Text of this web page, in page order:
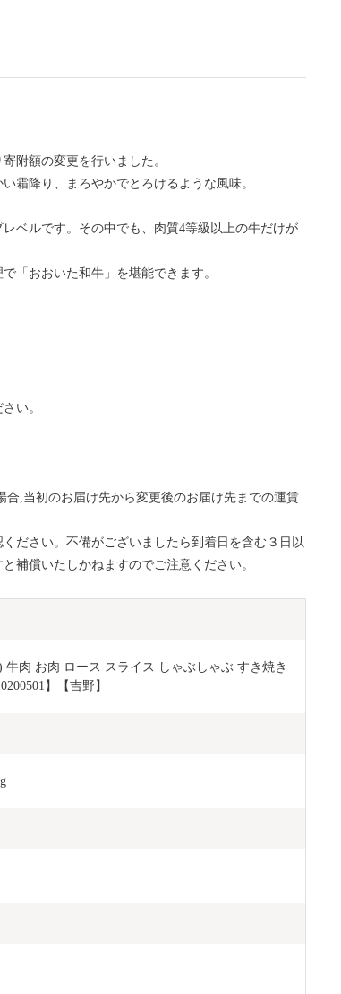
附額の変更を行いました。
霜降り、まろやかでとろけるような風味。
レベルです。その中でも、肉質4等級以上の牛だけが
「おおいた和牛」を堪能できます。
い。
,当初のお届け先から変更後のお届け先までの運賃
ださい。不備がございましたら到着日を含む３日以
補償いたしかねますのでご注意ください。
牛肉 お肉 ロース スライス しゃぶしゃぶ すき焼き
】【吉野】